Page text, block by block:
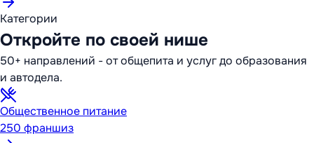
Категории
Откройте по своей нише
50+ направлений - от общепита и услуг до образования
и автодела.
Общественное питание
250 франшиз